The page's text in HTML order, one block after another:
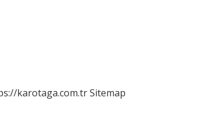
karotaga.com.trSitemap